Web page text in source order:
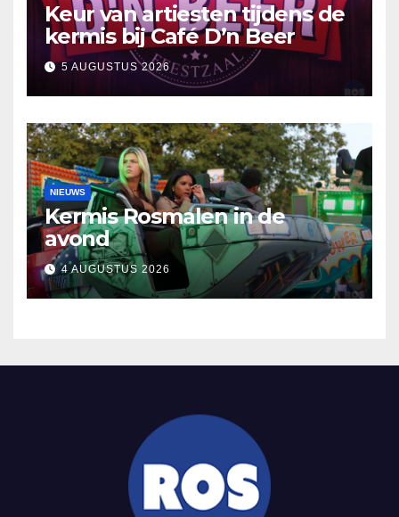
Keur van artiesten tijdens de
kermis bij Café D’n Beer
5 AUGUSTUS 2026
NIEUWS
Kermis Rosmalen in de
avond
4 AUGUSTUS 2026